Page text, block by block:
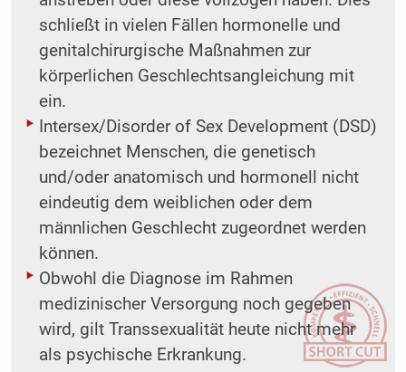
schließt in vielen Fällen hormonelle und
genitalchirurgische Maßnahmen zur
körperlichen Geschlechtsangleichung mit
ein.
Intersex/Disorder of Sex Development (DSD)
bezeichnet Menschen, die genetisch
und/oder anatomisch und hormonell nicht
eindeutig dem weiblichen oder dem
männlichen Geschlecht zugeordnet werden
können.
Obwohl die Diagnose im Rahmen
medizinischer Versorgung noch gegeben
wird, gilt Transsexualität heute nicht mehr
als psychische Erkrankung.